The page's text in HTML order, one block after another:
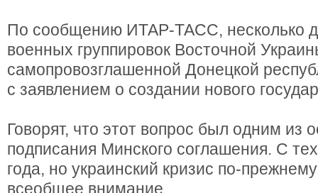
По сообщению ИТАР-ТАСС, несколько
военных группировок Восточной
самопровозглашенной Донецкой
с заявлением о создании нового
Говорят, что этот вопрос был одним из
подписания Минского соглашения. С
года, но украинский кризис по-
всеобщее внимание.